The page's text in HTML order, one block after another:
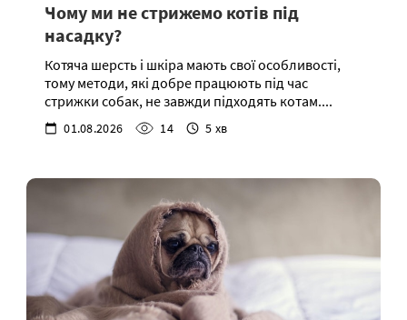
Чому ми не стрижемо котів під
насадку?
Котяча шерсть і шкіра мають свої особливості,
тому методи, які добре працюють під час
стрижки собак, не завжди підходять котам....
01.08.2026 14 5 хв